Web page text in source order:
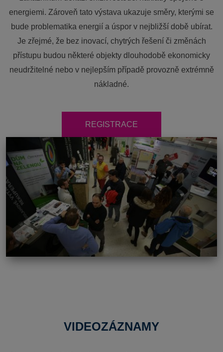
energiemi. Zároveň tato výstava ukazuje směry, kterými se
bude problematika energií a úspor v nejbližší době ubírat.
Je zřejmé, že bez inovací, chytrých řešení či změnách
přístupu budou některé objekty dlouhodobě ekonomicky
neudržitelné nebo v nejlepším případě provozně extrémně
nákladné.
REGISTRACE
VIDEOZÁZNAMY